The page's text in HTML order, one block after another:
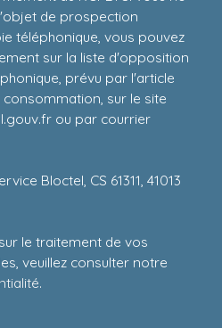
de prospection
téléphonique, vous pouvez
sur la liste d'opposition
prévu par l'article
consommation, sur le site
ou par courrier
Bloctel, CS 61311, 41013
le traitement de vos
veuillez consulter notre
.